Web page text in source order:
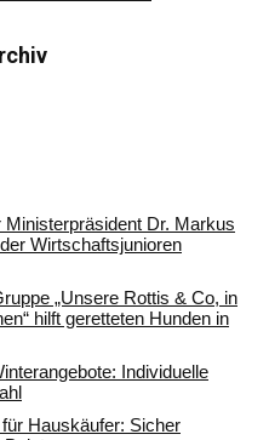
Ministerpräsident Dr. Markus
Wirtschaftsjunioren
„Unsere Rottis & Co, in
hilft geretteten Hunden in
Individuelle
Hauskäufer: Sicher